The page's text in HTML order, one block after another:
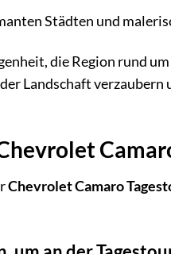
Städten und
die Region rund
Landschaft
Chevrolet Camaro